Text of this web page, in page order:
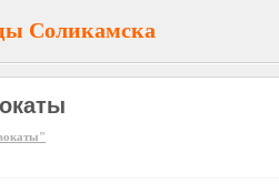
Соликамска